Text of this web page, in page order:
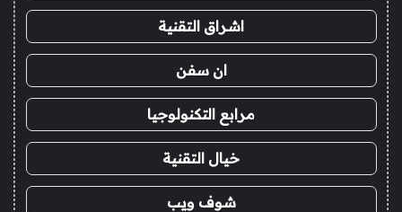
اشراق التقنية
ان سفن
مرابع التكنولوجيا
خيال التقنية
شوف ويب